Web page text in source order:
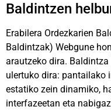
Baldintzen
Erabilera Ordezkarien
Baldintzak) Webgune
arautzeko dira. Baldintza
ulertuko dira: pantailako
estatiko zein dinamiko,
interfazeetan eta